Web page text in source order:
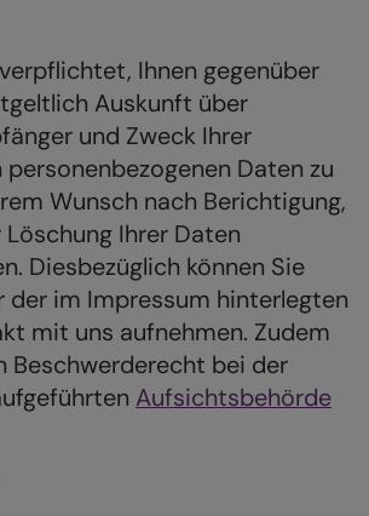
Ihnen gegenüber
Auskunft über
und Zweck Ihrer
Daten zu
Wunsch nach Berichtigung,
Ihrer Daten
Diesbezüglich können Sie
der im Impressum hinterlegten
mit uns aufnehmen. Zudem
Beschwerderecht bei der
Aufsichtsbehörde